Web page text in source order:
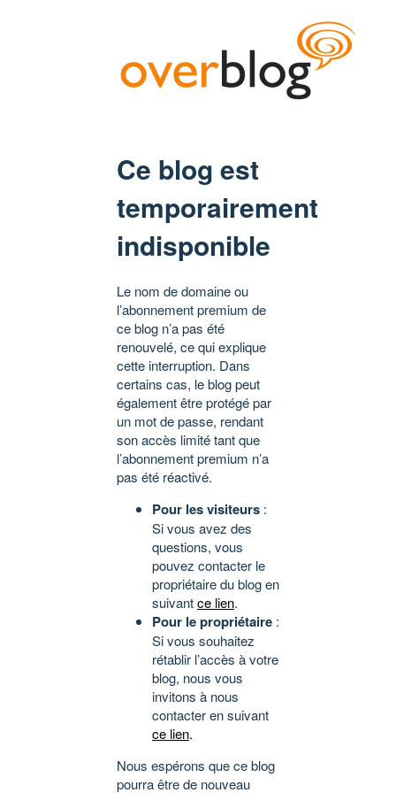
Ce blog est
temporairement
indisponible
Le nom de domaine ou
l’abonnement premium de
ce blog n’a pas été
renouvelé, ce qui explique
cette interruption. Dans
certains cas, le blog peut
également être protégé par
un mot de passe, rendant
son accès limité tant que
l’abonnement premium n’a
pas été réactivé.
Pour les visiteurs :
Si vous avez des
questions, vous
pouvez contacter le
propriétaire du blog en
suivantce lien.
Pour le propriétaire :
Si vous souhaitez
rétablir l’accès à votre
blog, nous vous
invitons à nous
contacter en suivant
ce lien.
Nous espérons que ce blog
pourra être de nouveau